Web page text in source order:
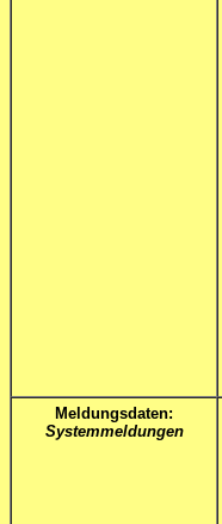
Meldungsdaten:
Systemmeldungen